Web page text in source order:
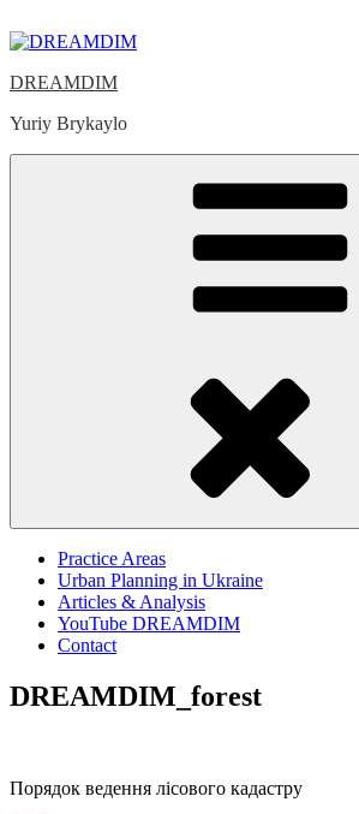
to
DREAMDIM
Yuriy Brykaylo
Practice Areas
Urban Planning in Ukraine
Articles & Analysis
YouTube DREAMDIM
Contact
DREAMDIM_forest
Порядок ведення лісового кадастру